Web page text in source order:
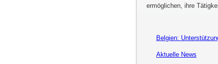
ermöglichen, ihre
Belgien:
Aktuelle News